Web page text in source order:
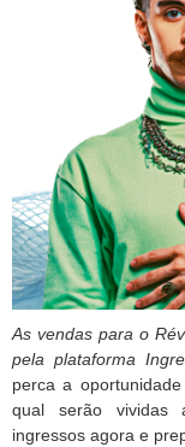
As vendas para o
pela plataforma
perca a
qual serão vividas
ingressos agora e